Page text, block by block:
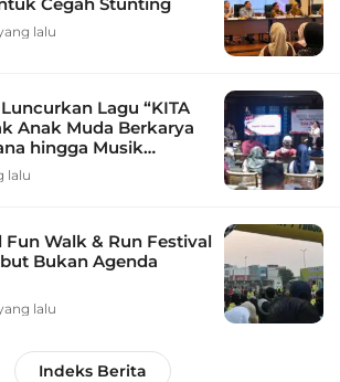
lalu
Lagu “KITA
Anak Muda Berkarya
hingga Musik
lalu
Walk & Run Festival
Bukan Agenda
lalu
Indeks Berita